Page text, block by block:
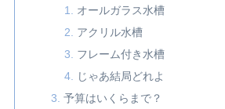
オールガラス水槽
アクリル水槽
フレーム付き水槽
じゃあ結局どれよ
予算はいくらまで？